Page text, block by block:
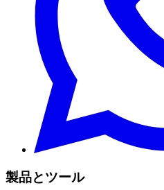
製品とツール